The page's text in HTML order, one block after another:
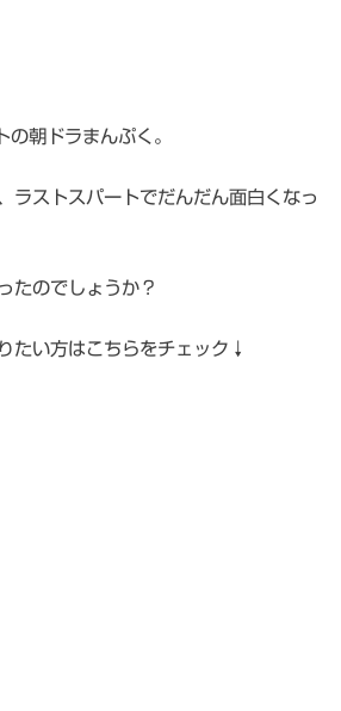
朝ドラまんぷく。
ラストスパートでだんだん面白くなっ
たのでしょうか？
たい方はこちらをチェック↓